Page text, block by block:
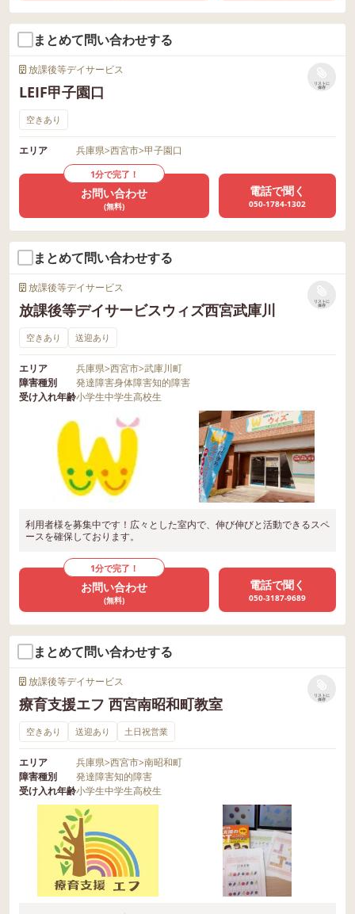
まとめて問い合わせする
放課後等デイサービス
LEIF甲子園口
リストに
保存
空きあり
エリア 兵庫県>西宮市>甲子園口
1分で完了！
お問い合わせ
(無料)
電話で聞く
050-1784-1302
まとめて問い合わせする
放課後等デイサービス
放課後等デイサービスウィズ西宮武庫川
リストに
保存
空きあり 送迎あり
エリア 兵庫県>西宮市>武庫川町
障害種別
発達障害身体障害知的障害
受け入れ年齢小学生中学生高校生
利用者様を募集中です！広々とした室内で、伸び伸びと活動できるスペ
ースを確保しております。
1分で完了！
お問い合わせ
(無料)
電話で聞く
050-3187-9689
まとめて問い合わせする
放課後等デイサービス
療育支援エフ 西宮南昭和町教室
リストに
保存
空きあり 送迎あり 土日祝営業
エリア 兵庫県>西宮市>南昭和町
障害種別
発達障害知的障害
受け入れ年齢小学生中学生高校生